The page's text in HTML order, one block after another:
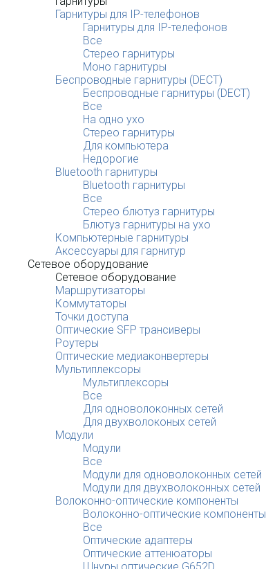
Гарнитуры для IP-телефонов
Гарнитуры для IP-телефонов
Все
Стерео гарнитуры
Моно гарнитуры
Беспроводные гарнитуры (DECT)
Беспроводные гарнитуры (DECT)
Все
На одно ухо
Стерео гарнитуры
Для компьютера
Недорогие
Bluetooth гарнитуры
Bluetooth гарнитуры
Все
Стерео блютуз гарнитуры
Блютуз гарнитуры на ухо
Компьютерные гарнитуры
Аксессуары для гарнитур
Сетевое оборудование
Сетевое оборудование
Маршрутизаторы
Коммутаторы
Точки доступа
Оптические SFP трансиверы
Роутеры
Оптические медиаконвертеры
Мультиплексоры
Мультиплексоры
Все
Для одноволоконных сетей
Для двухволоконых сетей
Модули
Модули
Все
Модули для одноволоконных сетей
Модули для двухволоконных сетей
Волоконно-оптические компоненты
Волоконно-оптические компоненты
Все
Оптические адаптеры
Оптические аттенюаторы